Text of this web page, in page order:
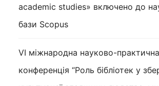
academic studies» включено до
бази Scopus
VI міжнародна науково-
конференція “Роль бібліотек у